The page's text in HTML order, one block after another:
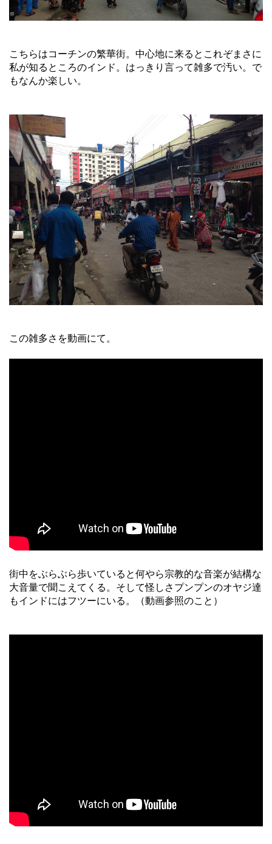
こちらはコーチンの繁華街。中心地に来るとこれぞまさに
私が知るところのインド。はっきり言って雑多で汚い。で
もなんか楽しい。
この雑多さを動画にて。
街中をぶらぶら歩いていると何やら宗教的な音楽が結構な
大音量で聞こえてくる。そして怪しさプンプンのオヤジ達
もインドにはフツーにいる。（動画参照のこと）